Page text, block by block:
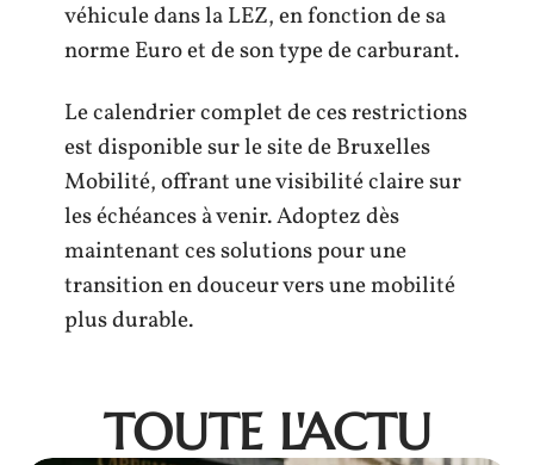
véhicule dans la LEZ, en fonction de sa
norme Euro et de son type de carburant.
Le calendrier complet de ces restrictions
est disponible sur le site de Bruxelles
Mobilité, offrant une visibilité claire sur
les échéances à venir. Adoptez dès
maintenant ces solutions pour une
transition en douceur vers une mobilité
plus durable.
TOUTE L'ACTU